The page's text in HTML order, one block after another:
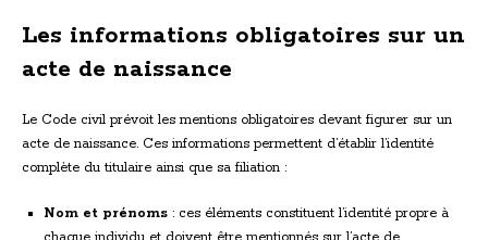
Les informations obligatoires sur un
acte de naissance
Le Code civil prévoit les mentions obligatoires devant figurer sur un
acte de naissance. Ces informations permettent d’établir l’identité
complète du titulaire ainsi que sa filiation :
Nom et prénoms : ces éléments constituent l’identité propre à